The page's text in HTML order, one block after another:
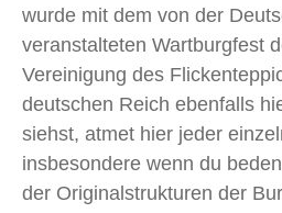
wurde mit dem von der
veranstalteten Wartburgfest
Vereinigung des
deutschen Reich ebenfalls
siehst, atmet hier jeder
insbesondere wenn du
der Originalstrukturen der